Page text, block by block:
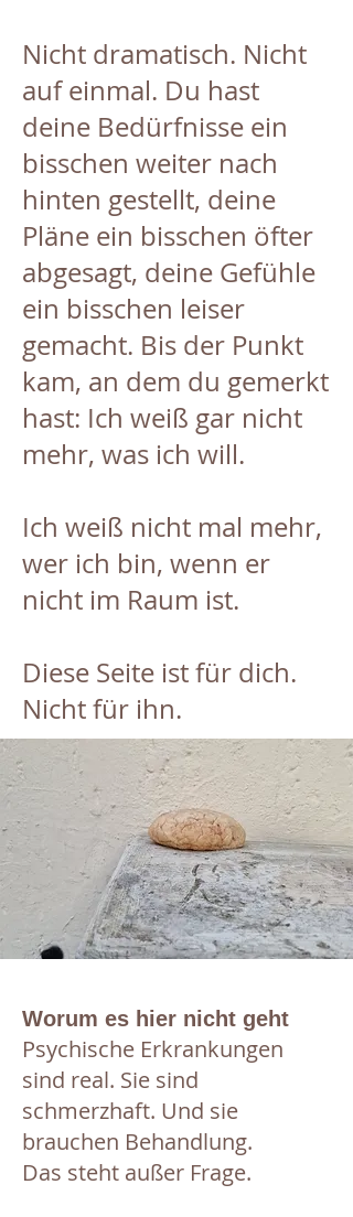
Nicht dramatisch. Nicht
auf einmal. Du hast
deine Bedürfnisse ein
bisschen weiter nach
hinten gestellt, deine
Pläne ein bisschen öfter
abgesagt, deine Gefühle
ein bisschen leiser
gemacht. Bis der Punkt
kam, an dem du gemerkt
hast: Ich weiß gar nicht
mehr, was ich will.
Ich weiß nicht mal mehr,
wer ich bin, wenn er
nicht im Raum ist.
Diese Seite ist für dich.
Nicht für ihn.
Worum es hier nicht geht
Psychische Erkrankungen
sind real. Sie sind
schmerzhaft. Und sie
brauchen Behandlung.
Das steht außer Frage.